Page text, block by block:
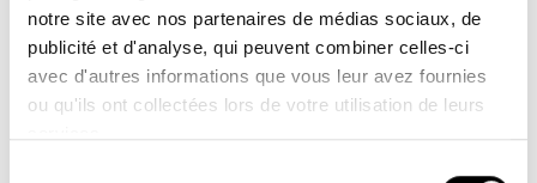
notre site avec nos partenaires de médias sociaux, de
publicité et d'analyse, qui peuvent combiner celles-ci
avec d'autres informations que vous leur avez fournies
ou qu'ils ont collectées lors de votre utilisation de leurs
Bande professionnelle
Taping Doki Pro 5 cm x
32 m de couleur Rose
Le Taping est un procédé
innovant de contention
Tape, formats
économiques, 5cm x 32m
Pour les gros
consommateur de taping,